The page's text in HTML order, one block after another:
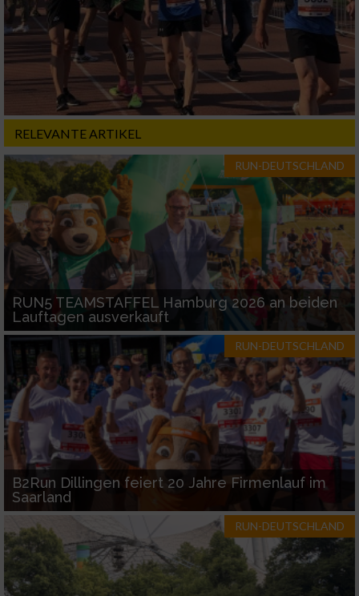
RELEVANTE ARTIKEL
RUN-DEUTSCHLAND
RUN5 TEAMSTAFFEL Hamburg 2026 an beiden
Lauftagen ausverkauft
RUN-DEUTSCHLAND
B2Run Dillingen feiert 20 Jahre Firmenlauf im
Saarland
RUN-DEUTSCHLAND